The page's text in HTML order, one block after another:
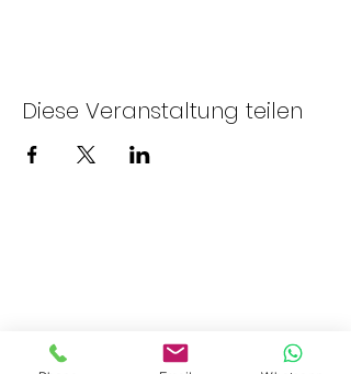
Diese Veranstaltung teilen